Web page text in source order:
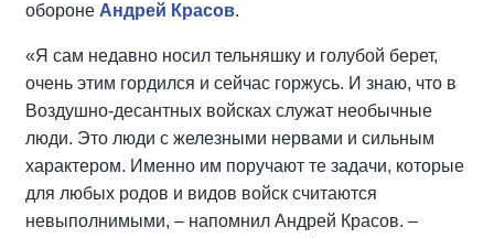
обороне Андрей Красов.
«Я сам недавно носил тельняшку и голубой берет,
очень этим гордился и сейчас горжусь. И знаю, что в
Воздушно-десантных войсках служат необычные
люди. Это люди с железными нервами и сильным
характером. Именно им поручают те задачи, которые
для любых родов и видов войск считаются
невыполнимыми, – напомнил Андрей Красов. –